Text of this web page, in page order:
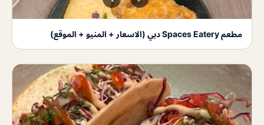
مطعم Spaces Eatery دبي (الاسعار + المنيو + الموقع)